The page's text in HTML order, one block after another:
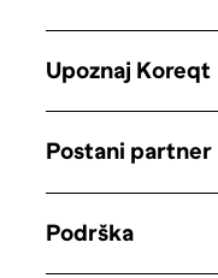
Upoznaj Koreqt
Postani partner
Podrška